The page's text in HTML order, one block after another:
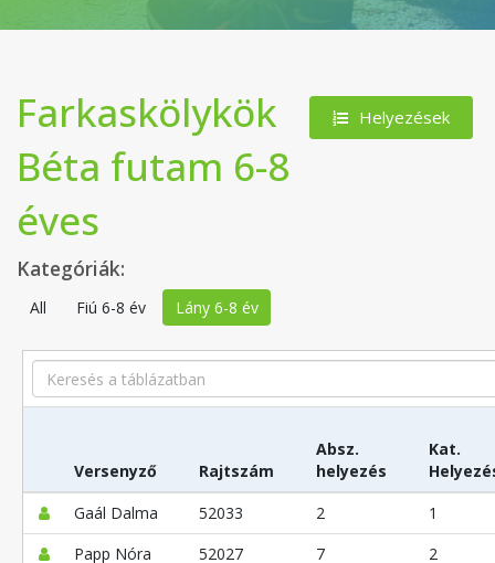
Helyezések
Farkaskölykök
Béta futam 6-8
éves
Kategóriák:
All Fiú 6-8 év Lány 6-8 év
Search
Versenyző Rajtszám
Absz.
helyezés
Kat.
Gaál Dalma
52033 2
1
Papp Nóra
52027 7
2